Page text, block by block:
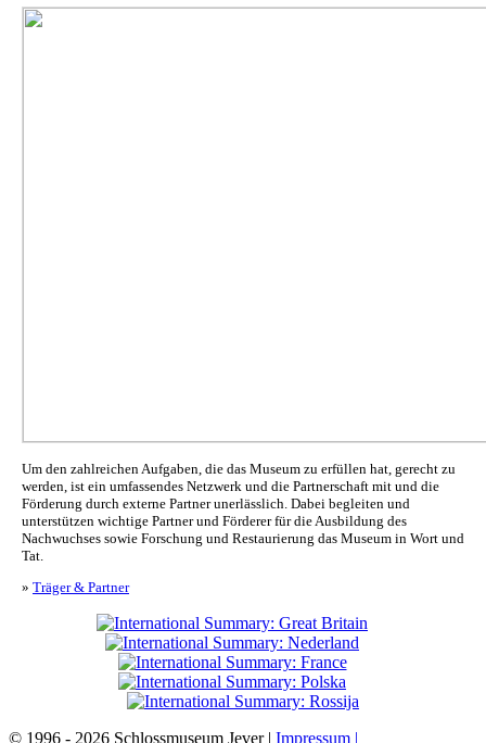
Um den zahlreichen Aufgaben, die das Museum zu erfüllen hat, gerecht zu
werden, ist ein umfassendes Netzwerk und die Partnerschaft mit und die
Förderung durch externe Partner unerlässlich. Dabei begleiten und
unterstützen wichtige Partner und Förderer für die Ausbildung des
Nachwuchses sowie Forschung und Restaurierung das Museum in Wort und
Tat.
» Träger & Partner
© 1996 - 2026 Schlossmuseum Jever | Impressum |